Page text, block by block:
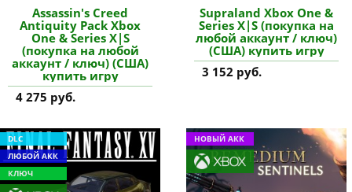
Assassin's Creed
Antiquity Pack Xbox
One & Series X|S
(покупка на любой
аккаунт / ключ) (США)
купить игру
4 275 руб.
Supraland Xbox One &
Series X|S (покупка на
любой аккаунт / ключ)
(США) купить игру
3 152 руб.
DLC
ЛЮБОЙ АКК
КЛЮЧ
НОВЫЙ АКК